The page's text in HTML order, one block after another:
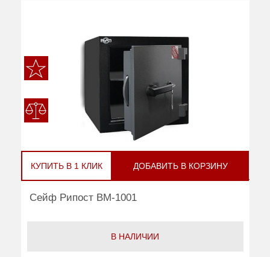
КУПИТЬ В 1 КЛИК ДОБАВИТЬ В КОРЗИНУ
Сейф Рипост ВМ-1001
В НАЛИЧИИ